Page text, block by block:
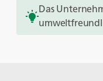
Das